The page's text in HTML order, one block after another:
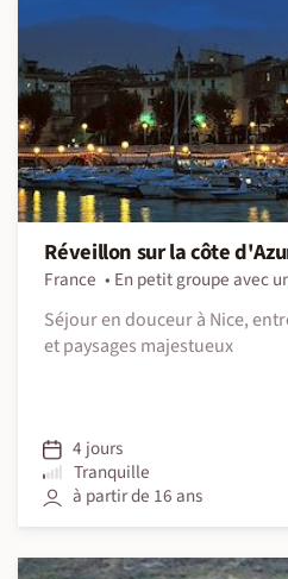
Réveillon sur la côte
France En petit groupe avec
Séjour en douceur à Nice,
et paysages majestueux
4 jours
Tranquille
à partir de 16 ans